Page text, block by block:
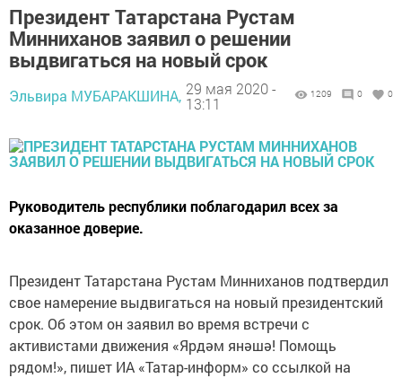
Президент Татарстана Рустам
Минниханов заявил о решении
выдвигаться на новый срок
Эльвира МУБАРАКШИНА, 29 мая 2020 -
13:11
1209 0 0
Руководитель республики поблагодарил всех за
оказанное доверие.
Президент Татарстана Рустам Минниханов подтвердил
свое намерение выдвигаться на новый президентский
срок. Об этом он заявил во время встречи с
активистами движения «Ярдәм янәшә! Помощь
рядом!», пишет ИА «Татар-информ» со ссылкой на